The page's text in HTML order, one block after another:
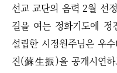
선교 교단의 음력 2월 선
길을 여는 정화기도에 정
설립한 시정원주님은 우
진(蘇生振)을 공개시연